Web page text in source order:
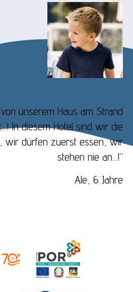
unserem Haus am Strand
In diesem Hotel sind wir die
wir dürfen zuerst essen, wir
stehen nie an…!“
Ale, 6 Jahre